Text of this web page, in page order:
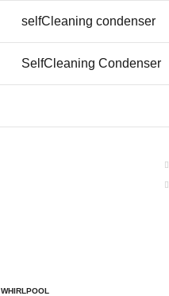
selfCleaning condenser
SelfCleaning Condenser
WHIRLPOOL